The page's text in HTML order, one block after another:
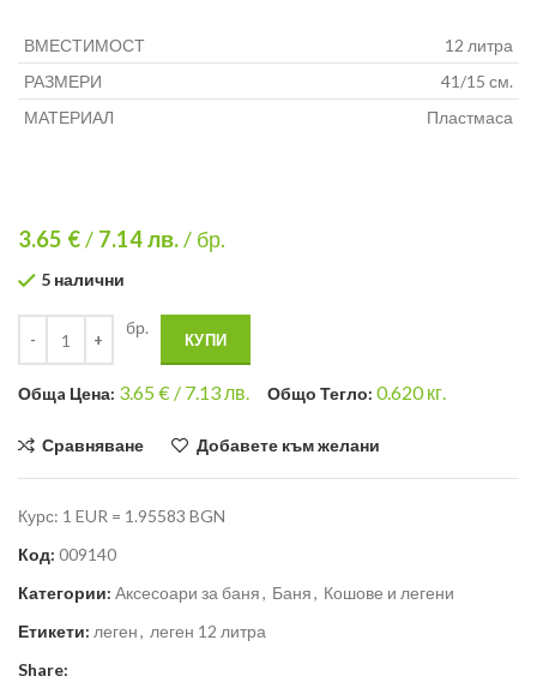
ВМЕСТИМОСТ
12 литра
РАЗМЕРИ
41/15 см.
МАТЕРИАЛ
Пластмаса
3.65 €/ 7.14лв./ бр.
5 налични
бр.
КУПИ
Общa Цена: 3.65€ / 7.13 лв. Общо Тегло: 0.620кг.
Сравняване Добавете към желани
Курс: 1 EUR = 1.95583 BGN
Код: 009140
Категории: Аксесоари за баня, Баня, Кошове и легени
Етикети: леген, леген 12 литра
Share: